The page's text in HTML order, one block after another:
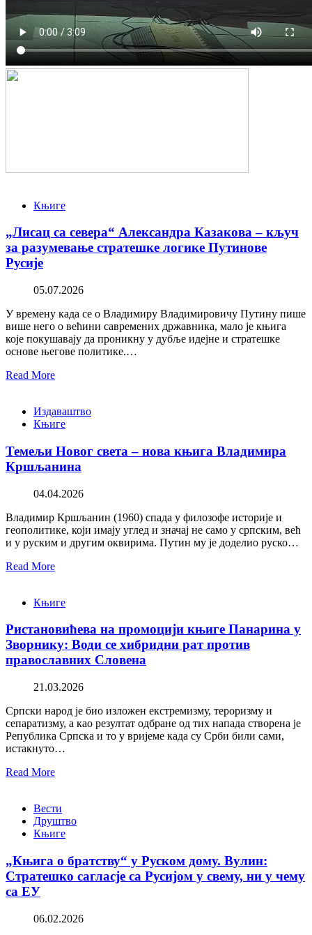
Књиге
„Лисац са севера“ Александра Казакова – кључ
за разумевање стратешке логике Путинове
Русије
05.07.2026
У времену када се о Владимиру Владимировичу Путину пише
више него о већини савремених државника, мало је књига
које покушавају да проникну у дубље идејне и стратешке
основе његове политике.…
Read More
Издаваштво
Књиге
Темељи Новог света – нова књига Владимира
Кршљанина
04.04.2026
Владимир Кршљанин (1960) спада у филозофе историје и
геополитике, који имају углед и значај не само у српским, већ
и у руским и другим оквирима. Путин му је доделио руско…
Read More
Књиге
Ристановићева на промоцији књиге Панарина у
Зворнику: Води се хибридни рат против
православних Словена
21.03.2026
Српски народ је био изложен екстремизму, тероризму и
сепаратизму, а као резултат одбране од тих напада створена је
Република Српска и то у вријеме када су Срби били сами,
истакнуто…
Read More
Вести
Друштво
Књиге
„Књига о братству“ у Руском дому. Вулин:
Стратешко сагласје са Русијом у свему, ни у чему
са ЕУ
06.02.2026